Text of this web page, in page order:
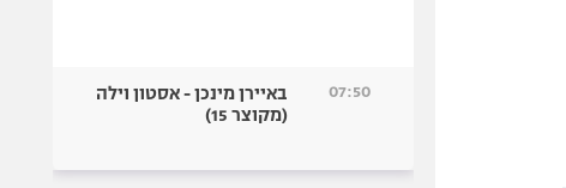
07:50
באיירן מינכן - אסטון וילה
(מקוצר 15)